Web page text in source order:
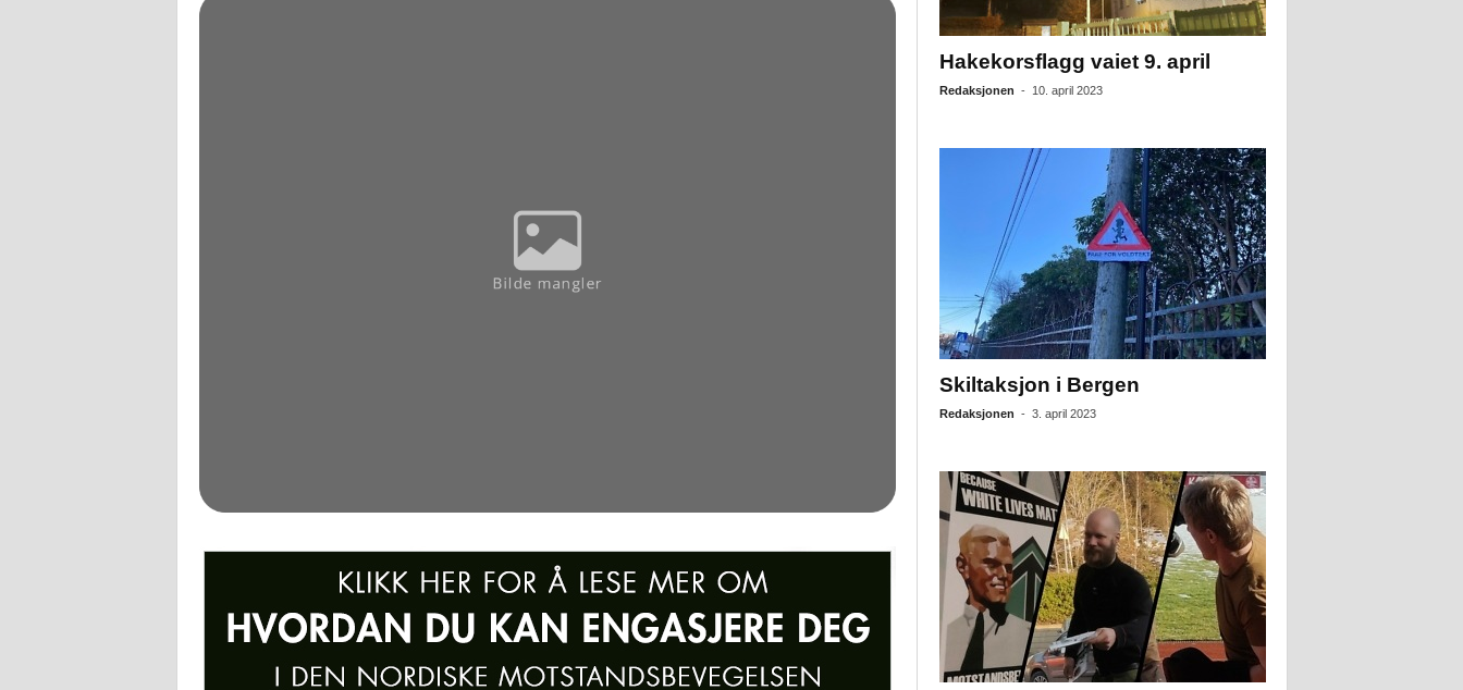
Hakekorsflagg vaiet 9. april
Redaksjonen - 10. april 2023
Skiltaksjon i Bergen
Redaksjonen - 3. april 2023